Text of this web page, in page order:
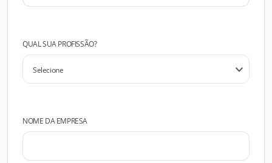
QUAL SUA PROFISSÃO?
NOME DA EMPRESA